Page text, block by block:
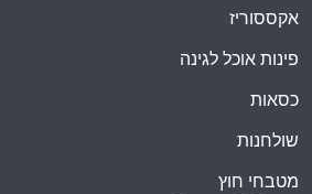
אקססוריז
פינות אוכל לגינה
כסאות
שולחנות
מטבחי חוץ